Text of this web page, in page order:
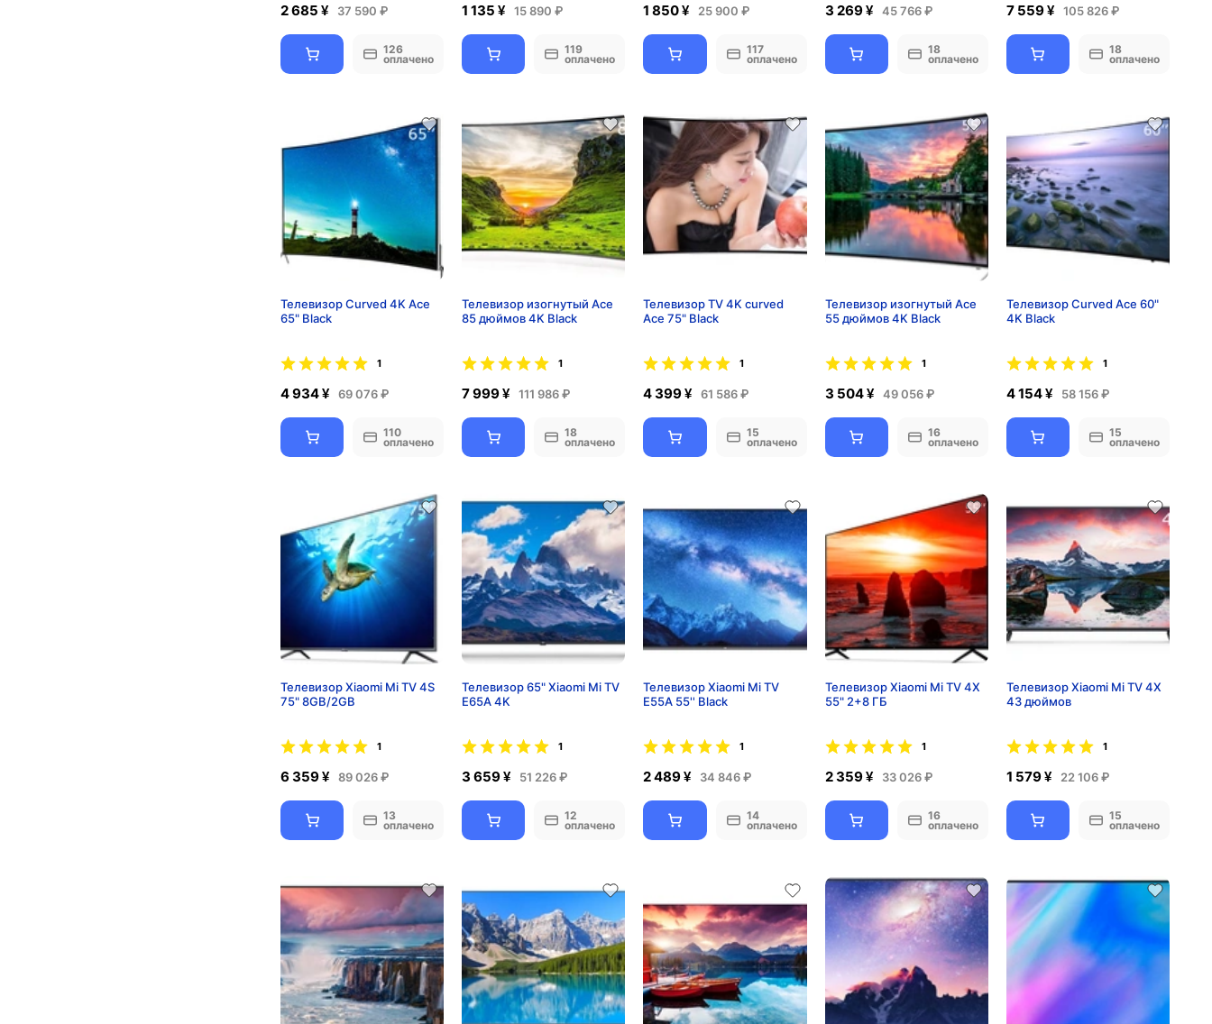
2 685 ¥ 37 590 ₽
126
оплачено
1 135 ¥ 15 890 ₽
119
оплачено
1 850 ¥ 25 900 ₽
117
оплачено
3 269 ¥ 45 766 ₽
18
оплачено
7 559 ¥ 105 826 ₽
18
оплачено
Телевизор Curved 4K Ace
65" Black
1
4 934 ¥ 69 076 ₽
110
оплачено
Телевизор изогнутый Ace
85 дюймов 4K Black
1
7 999 ¥ 111 986 ₽
18
оплачено
Телевизор TV 4K curved
Ace 75" Black
1
4 399 ¥ 61 586 ₽
15
оплачено
Телевизор изогнутый Ace
55 дюймов 4K Black
1
3 504 ¥ 49 056 ₽
16
оплачено
Телевизор Curved Ace 60"
4K Black
1
4 154 ¥ 58 156 ₽
15
оплачено
Телевизор Xiaomi Mi TV 4S
75" 8GB/2GB
1
6 359 ¥ 89 026 ₽
13
оплачено
Телевизор 65" Xiaomi Mi TV
E65A 4K
1
3 659 ¥ 51 226 ₽
12
оплачено
Телевизор Xiaomi Mi TV
Е55А 55'' Black
1
2 489 ¥ 34 846 ₽
14
оплачено
Телевизор Xiaomi Mi TV 4X
55" 2+8 ГБ
1
2 359 ¥ 33 026 ₽
16
оплачено
Телевизор Xiaomi Mi TV 4X
43 дюймов
1
1 579 ¥ 22 106 ₽
15
оплачено